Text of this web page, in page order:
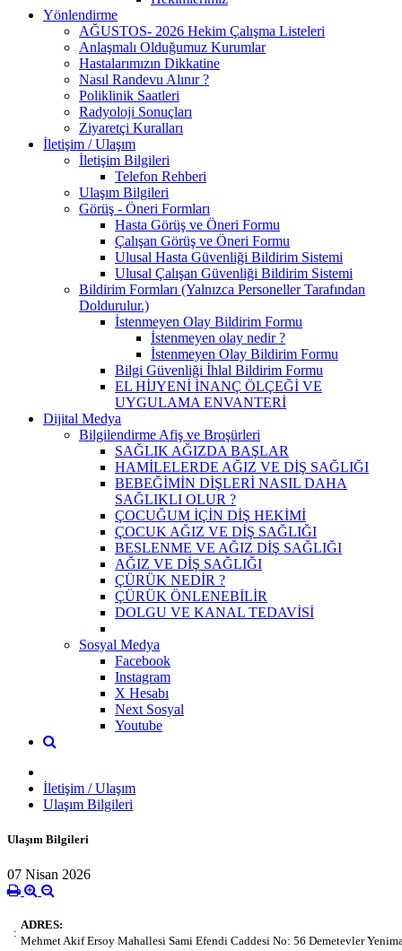
Yönlendirme
AĞUSTOS- 2026 Hekim Çalışma Listeleri
Anlaşmalı Olduğumuz Kurumlar
Hastalarımızın Dikkatine
Nasıl Randevu Alınır ?
Poliklinik Saatleri
Radyoloji Sonuçları
Ziyaretçi Kuralları
İletişim / Ulaşım
İletişim Bilgileri
Telefon Rehberi
Ulaşım Bilgileri
Görüş - Öneri Formları
Hasta Görüş ve Öneri Formu
Çalışan Görüş ve Öneri Formu
Ulusal Hasta Güvenliği Bildirim Sistemi
Ulusal Çalışan Güvenliği Bildirim Sistemi
Bildirim Formları (Yalnızca Personeller Tarafından
Doldurulur.)
İstenmeyen Olay Bildirim Formu
İstenmeyen olay nedir ?
İstenmeyen Olay Bildirim Formu
Bilgi Güvenliği İhlal Bildirim Formu
EL HİJYENİ İNANÇ ÖLÇEĞİ VE
UYGULAMA ENVANTERİ
Dijital Medya
Bilgilendirme Afiş ve Broşürleri
SAĞLIK AĞIZDA BAŞLAR
HAMİLELERDE AĞIZ VE DİŞ SAĞLIĞI
BEBEĞİMİN DİŞLERİ NASIL DAHA
SAĞLIKLI OLUR ?
ÇOCUĞUM İÇİN DİŞ HEKİMİ
ÇOCUK AĞIZ VE DİŞ SAĞLIĞI
BESLENME VE AĞIZ DİŞ SAĞLIĞI
AĞIZ VE DİŞ SAĞLIĞI
ÇÜRÜK NEDİR ?
ÇÜRÜK ÖNLENEBİLİR
DOLGU VE KANAL TEDAVİSİ
Sosyal Medya
Facebook
Instagram
X Hesabı
Next Sosyal
Youtube
İletişim / Ulaşım
Ulaşım Bilgileri
Ulaşım Bilgileri
07 Nisan 2026
:
ADRES:
Mehmet Akif Ersoy Mahallesi Sami Efendi Caddesi No: 56 Demetevler